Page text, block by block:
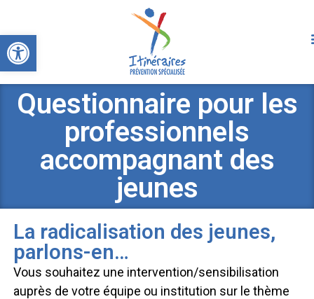
Ouvrir la barre d’outils
Questionnaire pour les
professionnels
accompagnant des
jeunes
La radicalisation des jeunes,
parlons-en…
Vous souhaitez une intervention/sensibilisation
auprès de votre équipe ou institution sur le thème